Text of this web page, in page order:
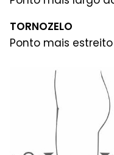
TORNOZELO
Ponto mais